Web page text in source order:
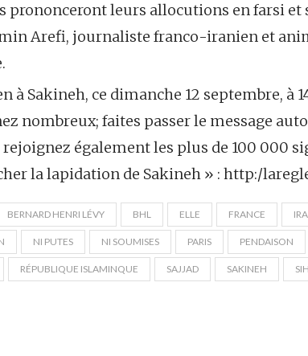
prononceront leurs allocutions en farsi et
Arefi, journaliste franco-iranien et
Sakineh, ce dimanche 12 septembre, à
nombreux; faites passer le message
rejoignez également les plus de 100 000
la lapidation de Sakineh » : http:/
BERNARD HENRI LÉVY BHL ELLE FRANCE
NI PUTES NI SOUMISES PARIS PENDAISON
RÉPUBLIQUE ISLAMINQUE SAJJAD SAKINEH